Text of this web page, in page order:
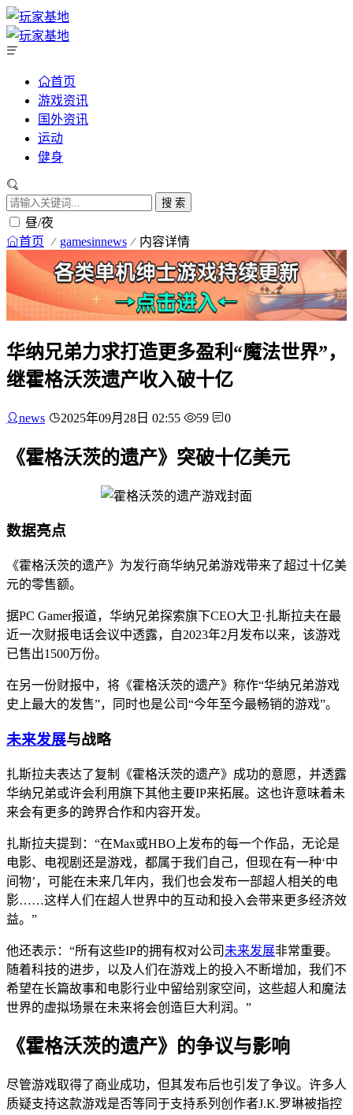
首页
游戏资讯
国外资讯
运动
健身
搜 索
昼/夜
首页 gamesinnews 内容详情
华纳兄弟力求打造更多盈利“魔法世界”，
继霍格沃茨遗产收入破十亿
news 2025年09月28日 02:55 59 0
《霍格沃茨的遗产》突破十亿美元
数据亮点
《霍格沃茨的遗产》为发行商华纳兄弟游戏带来了超过十亿美
元的零售额。
据PC Gamer报道，华纳兄弟探索旗下CEO大卫·扎斯拉夫在最
近一次财报电话会议中透露，自2023年2月发布以来，该游戏
已售出1500万份。
在另一份财报中，将《霍格沃茨的遗产》称作“华纳兄弟游戏
史上最大的发售”，同时也是公司“今年至今最畅销的游戏”。
未来发展与战略
扎斯拉夫表达了复制《霍格沃茨的遗产》成功的意愿，并透露
华纳兄弟或许会利用旗下其他主要IP来拓展。这也许意味着未
来会有更多的跨界合作和内容开发。
扎斯拉夫提到：“在Max或HBO上发布的每一个作品，无论是
电影、电视剧还是游戏，都属于我们自己，但现在有一种‘中
间物’，可能在未来几年内，我们也会发布一部超人相关的电
影……这样人们在超人世界中的互动和投入会带来更多经济效
益。”
他还表示：“所有这些IP的拥有权对公司 未来发展非常重要。
随着科技的进步，以及人们在游戏上的投入不断增加，我们不
希望在长篇故事和电影行业中留给别家空间，这些超人和魔法
世界的虚拟场景在未来将会创造巨大利润。”
《霍格沃茨的遗产》的争议与影响
尽管游戏取得了商业成功，但其发布后也引发了争议。许多人
质疑支持这款游戏是否等同于支持系列创作者J.K.罗琳被指控